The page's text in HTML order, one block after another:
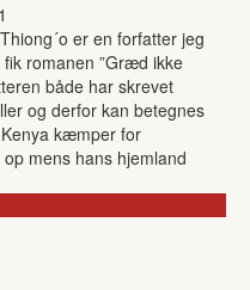
er en forfatter jeg
romanen ”Græd ikke
både har skrevet
og derfor kan betegnes
kæmper for
mens hans hjemland